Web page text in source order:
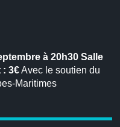
à 20h30 Salle
: 3€Avec le soutien du
Maritimes